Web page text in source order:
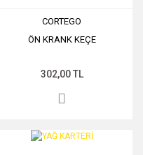
CORTEGO
ÖN KRANK KEÇE
302,00 TL